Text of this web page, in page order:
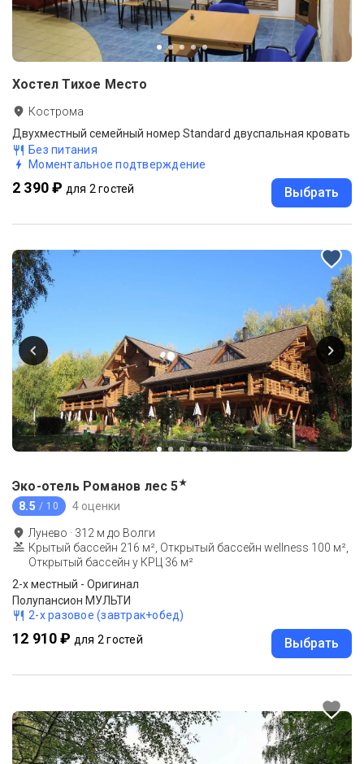
Хостел Тихое Место
Кострома
Двухместный семейный номер Standard двуспальная кровать
Без питания
Моментальное подтверждение
2 390 ₽ для 2 гостей Выбрать
Эко-отель Романов лес 5★
8.5 / 10 4 оценки
Лунево · 312 м до Волги
Крытый бассейн 216 м², Открытый бассейн wellness 100 м²,
Открытый бассейн у КРЦ 36 м²
2-x местный - Оригинал
Полупансион МУЛЬТИ
2-х разовое (завтрак+обед)
12 910 ₽ для 2 гостей Выбрать